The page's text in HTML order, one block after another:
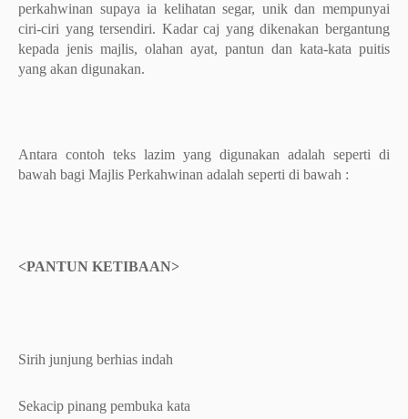
perkahwinan supaya ia kelihatan segar, unik dan mempunyai
ciri-ciri yang tersendiri. Kadar caj yang dikenakan bergantung
kepada jenis majlis, olahan ayat, pantun dan kata-kata puitis
yang akan digunakan.
Antara contoh teks lazim yang digunakan adalah seperti di
bawah bagi Majlis Perkahwinan adalah seperti di bawah :
<PANTUN KETIBAAN>
Sirih junjung berhias indah
Sekacip pinang pembuka kata